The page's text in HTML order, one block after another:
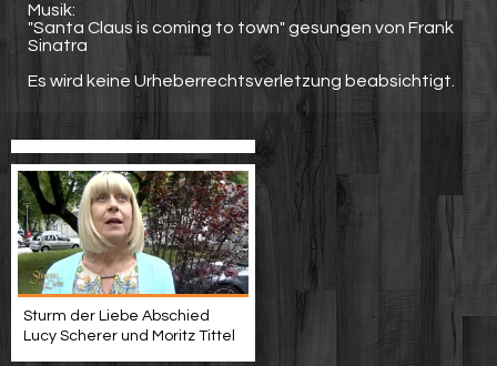
Musik:
"Santa Claus is coming to town" gesungen von Frank
Sinatra
Es wird keine Urheberrechtsverletzung beabsichtigt.
Sturm der Liebe Abschied
Lucy Scherer und Moritz Tittel